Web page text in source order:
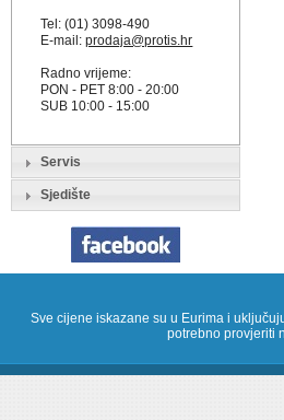
Tel: (01) 3098-490
E-mail:prodaja@protis.hr
Radno vrijeme:
PON - PET 8:00 - 20:00
SUB 10:00 - 15:00
Servis
Sjedište
Sve cijene iskazane su u Eurima i
potrebno provjeriti